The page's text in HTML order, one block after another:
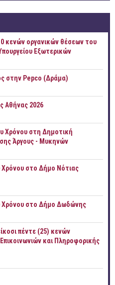
κενών οργανικών θέσεων του
Εξωτερικών
στην Pepco (Δράμα)
Αθήνας 2026
Χρόνου στη Δημοτική
Άργους - Μυκηνών
στο Δήμο Νότιας
Χρόνου στο Δήμο Δωδώνης
πέντε (25) κενών
και Πληροφορικής